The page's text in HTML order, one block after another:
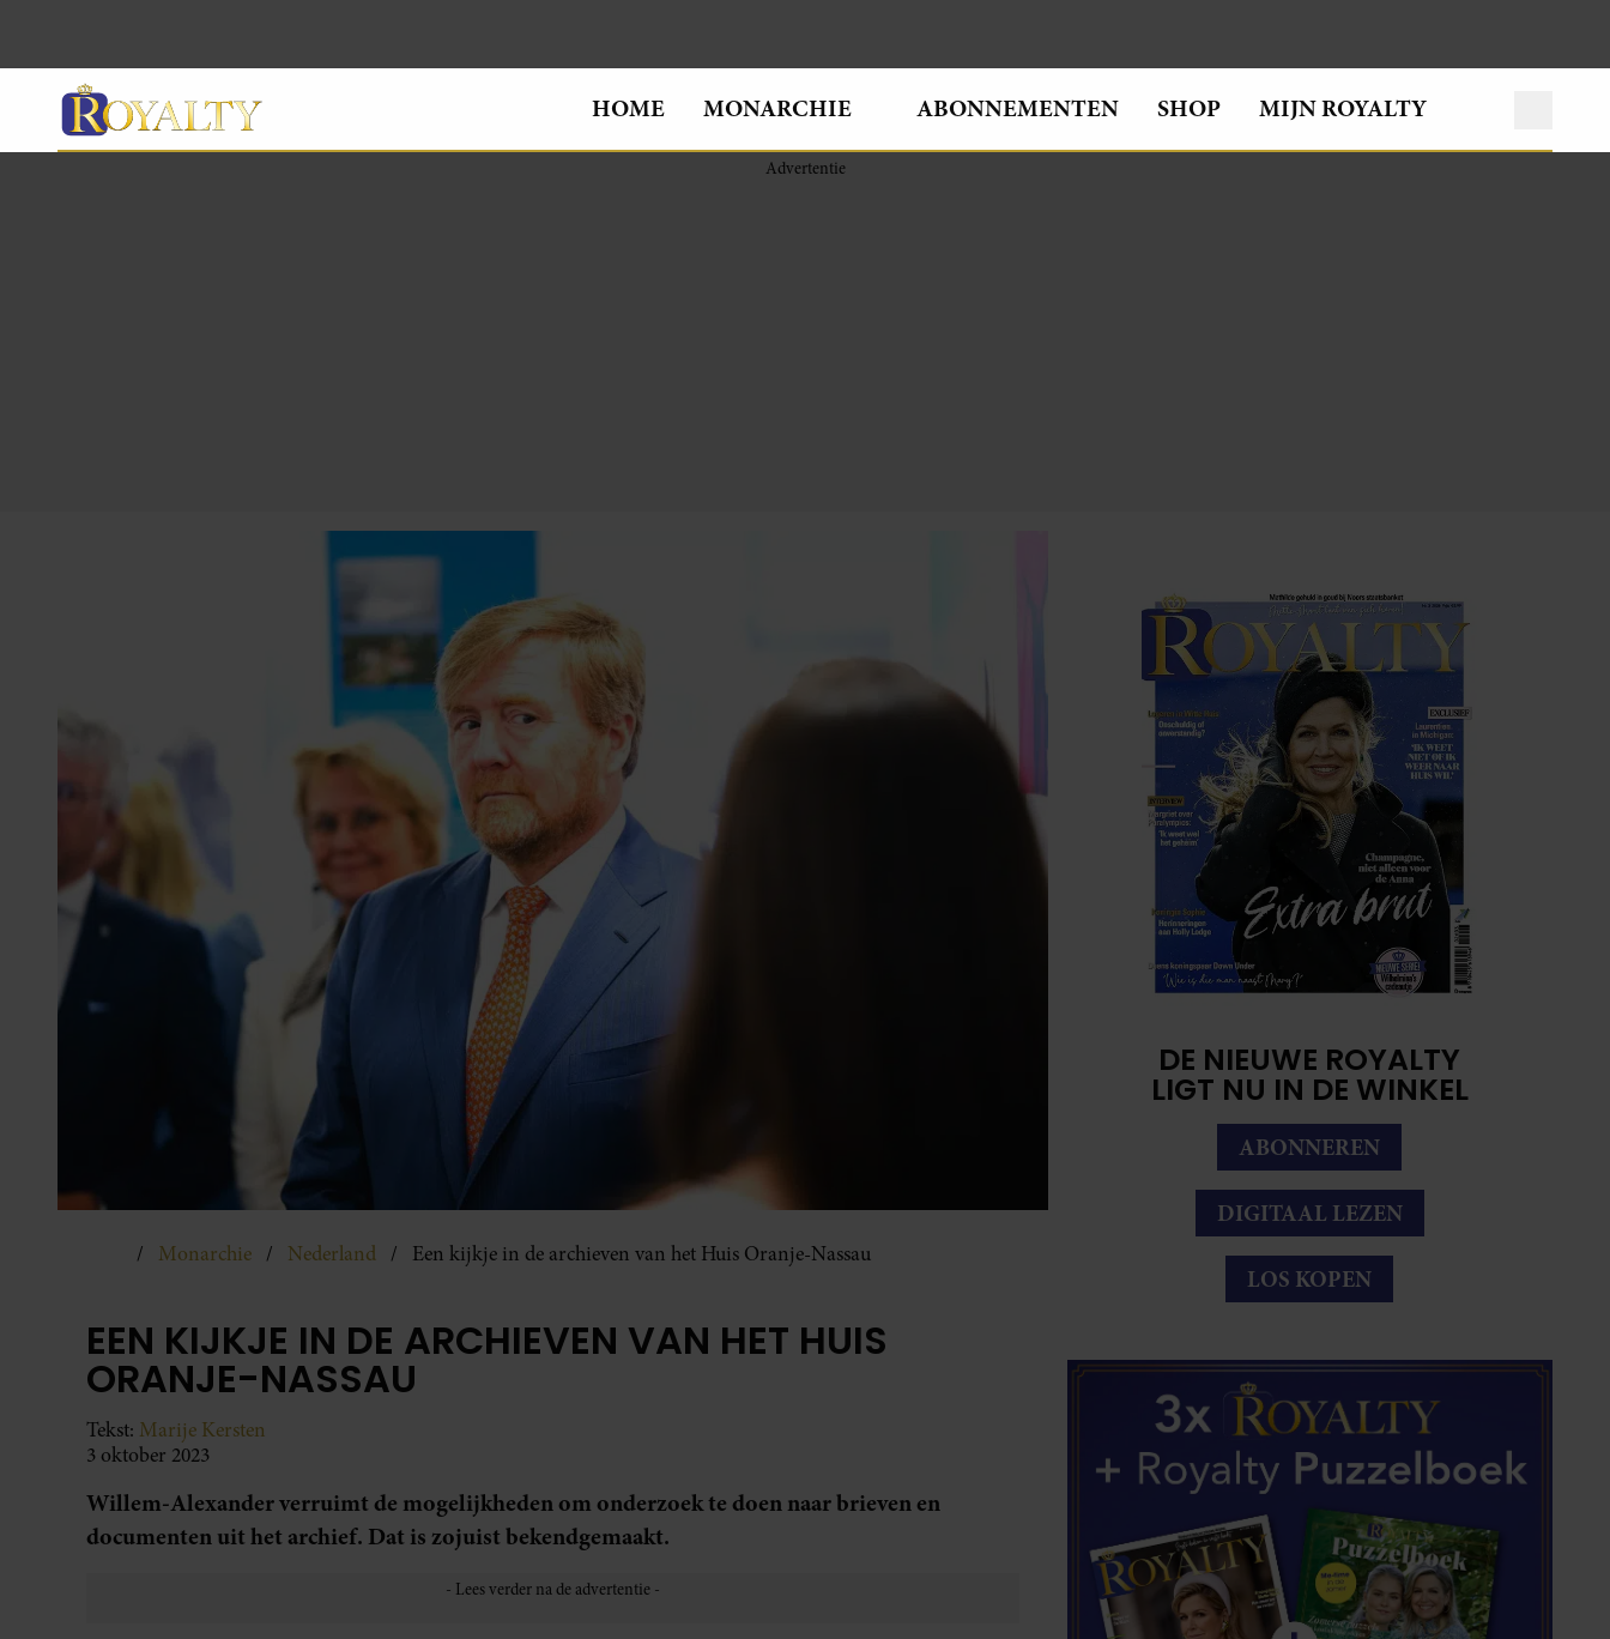
HOME MONARCHIE ABONNEMENTEN SHOP MIJN ROYALTY
Monarchie Nederland Een kijkje in de archieven van het Huis Oranje-Nassau
EEN KIJKJE IN DE ARCHIEVEN VAN HET HUIS
ORANJE-NASSAU
Tekst: Marije Kersten
3 oktober 2023
Willem-Alexander verruimt de mogelijkheden om onderzoek te doen naar brieven en
documenten uit het archief. Dat is zojuist bekendgemaakt.
DE NIEUWE ROYALTY
LIGT NU IN DE WINKEL
ABONNEREN
DIGITAAL LEZEN
LOS KOPEN